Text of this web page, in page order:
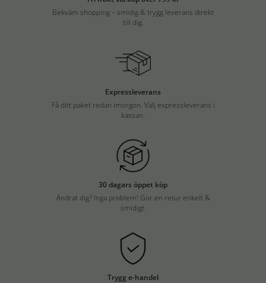
Bekväm shopping – smidig & trygg leverans direkt
till dig.
Expressleverans
Få ditt paket redan imorgon. Välj expressleverans i
kassan.
30 dagars öppet köp
Ändrat dig? Inga problem! Gör en retur enkelt &
smidigt.
Trygg e-handel